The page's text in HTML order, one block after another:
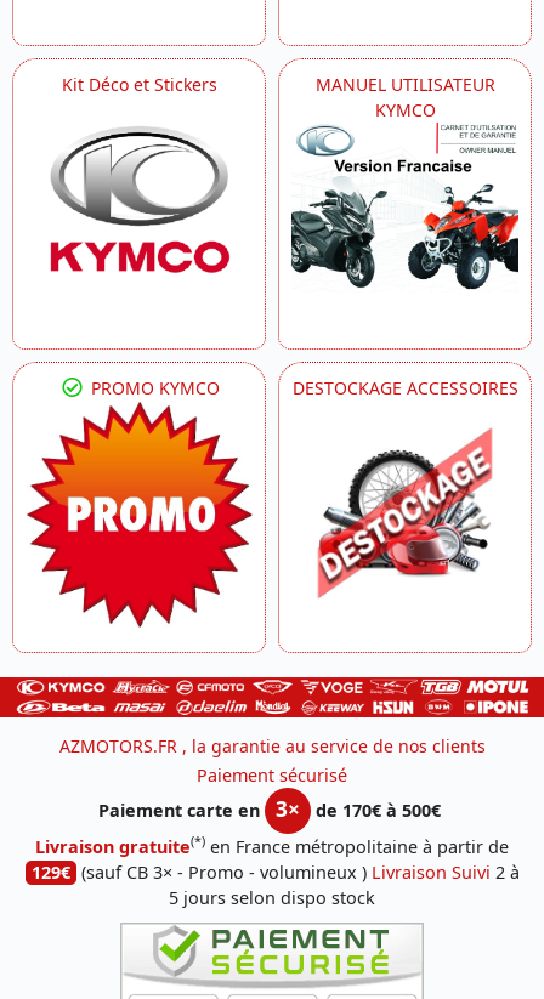
Kit Déco et Stickers
MANUEL UTILISATEUR
KYMCO
PROMO KYMCO DESTOCKAGE ACCESSOIRES
AZMOTORS.FR , la garantie au service de nos clients
Paiement sécurisé
Paiement carte en
3×
de 170€ à 500€
Livraison gratuite(*) en France métropolitaine à partir de
129€ (sauf CB 3× - Promo - volumineux ) Livraison Suivi 2 à
5 jours selon dispo stock